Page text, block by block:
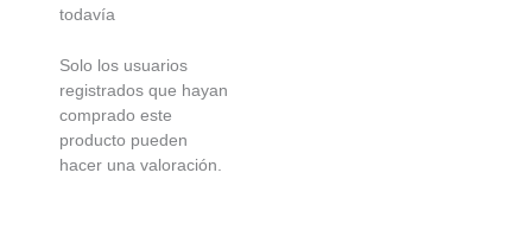
todavía
Solo los usuarios
registrados que hayan
comprado este
producto pueden
hacer una valoración.